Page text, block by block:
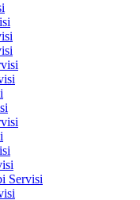
Servisi